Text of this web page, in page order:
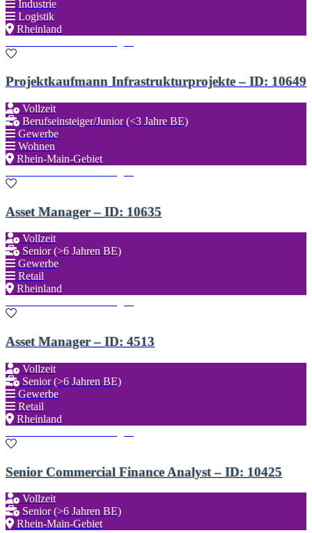
Industrie
Logistik
Rheinland
Projektkaufmann Infrastrukturprojekte – ID: 10649
Vollzeit
Berufseinsteiger/Junior (<3 Jahre BE)
Gewerbe
Wohnen
Rhein-Main-Gebiet
Asset Manager – ID: 10635
Vollzeit
Senior (>6 Jahren BE)
Gewerbe
Retail
Rheinland
Asset Manager – ID: 4513
Vollzeit
Senior (>6 Jahren BE)
Gewerbe
Retail
Rheinland
Senior Commercial Finance Analyst – ID: 10425
Vollzeit
Senior (>6 Jahren BE)
Rhein-Main-Gebiet